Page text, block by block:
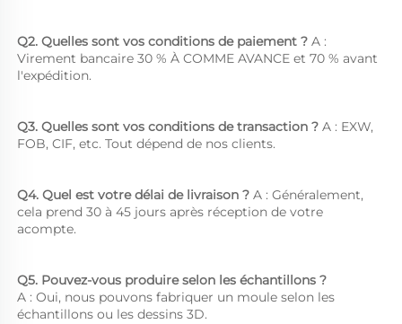
Q2. Quelles sont vos conditions de paiement ? A :
Virement bancaire 30 % À COMME AVANCE et 70 % avant
l'expédition.
Q3. Quelles sont vos conditions de transaction ? A : EXW,
FOB, CIF, etc. Tout dépend de nos clients.
Q4. Quel est votre délai de livraison ? A : Généralement,
cela prend 30 à 45 jours après réception de votre
acompte.
Q5. Pouvez-vous produire selon les échantillons ?
A : Oui, nous pouvons fabriquer un moule selon les
échantillons ou les dessins 3D.